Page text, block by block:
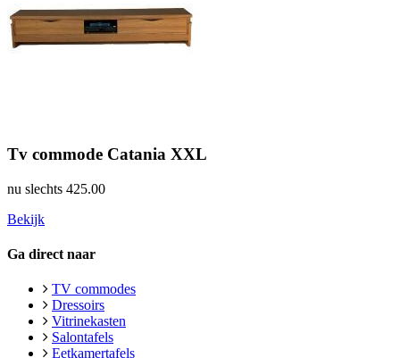
Tv commode Catania XXL
nu slechts 425.00
Bekijk
Ga direct naar
TV commodes
Dressoirs
Vitrinekasten
Salontafels
Eetkamertafels